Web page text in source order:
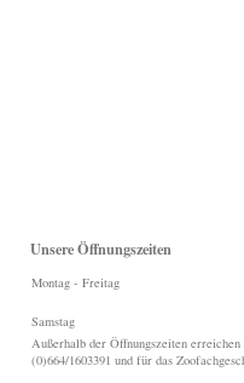
Unsere Öffnungszeiten
Montag - Freitag
Samstag
Außerhalb der Öffnungszeiten
(0)664/1603391 und für das